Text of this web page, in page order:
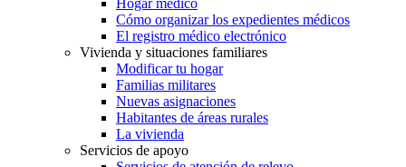
Cómo organizar los expedientes médicos
El registro médico electrónico
Vivienda y situaciones familiares
Modificar tu hogar
Familias militares
Nuevas asignaciones
Habitantes de áreas rurales
La vivienda
Servicios de apoyo